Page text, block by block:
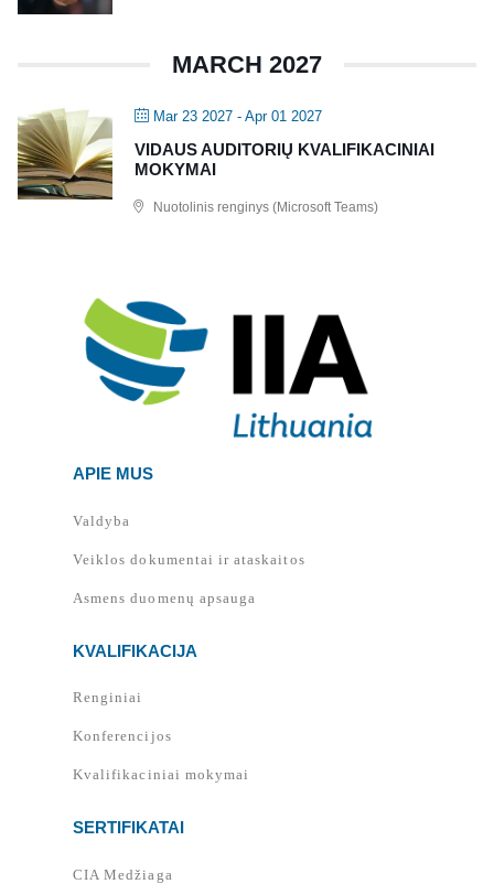
MARCH 2027
Mar 23 2027 - Apr 01 2027
VIDAUS AUDITORIŲ KVALIFIKACINIAI
MOKYMAI
Nuotolinis renginys (Microsoft Teams)
APIE MUS
Valdyba
Veiklos dokumentai ir ataskaitos
Asmens duomenų apsauga
KVALIFIKACIJA
Renginiai
Konferencijos
Kvalifikaciniai mokymai
SERTIFIKATAI
CIA Medžiaga